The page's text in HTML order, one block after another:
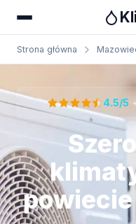
Strona główna
Otrzymaj bezpłatną
4.5/5